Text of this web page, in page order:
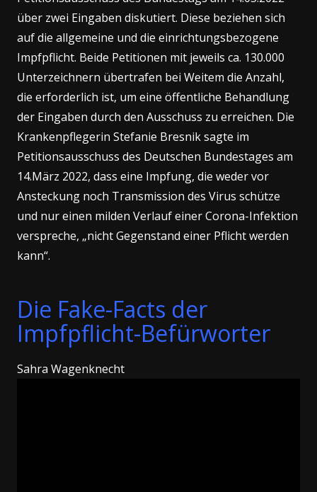
über zwei Eingaben diskutiert. Diese beziehen sich
auf die allgemeine und die einrichtungsbezogene
Impfpflicht. Beide Petitionen mit jeweils ca. 130.000
Unterzeichnern übertrafen bei Weitem die Anzahl,
die erforderlich ist, um eine öffentliche Behandlung
der Eingaben durch den Ausschuss zu erreichen. Die
Krankenpflegerin Stefanie Bresnik sagte im
Petitionsausschuss des Deutschen Bundestages am
14.März 2022, dass eine Impfung, die weder vor
Ansteckung noch Transmission des Virus schütze
und nur einen milden Verlauf einer Corona-Infektion
verspreche, „nicht Gegenstand einer Pflicht werden
kann“.
Die Fake-Facts der
Impfpflicht-Befürworter
Sahra Wagenknecht